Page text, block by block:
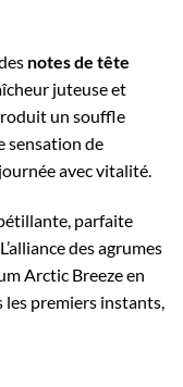
notes de tête
juteuse et
un souffle
sensation de
avec vitalité.
parfaite
des agrumes
Arctic Breeze en
les premiers instants,